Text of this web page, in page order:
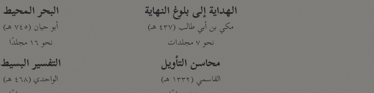
الهداية إلى بلوغ النهاية
مكي بن أبي طالب (٤٣٧ هـ)
نحو ٧ مجلدات
محاسن التأويل
القاسمي (١٣٣٢ هـ)
البحر المحيط
أبو حيان (٧٤٥ هـ)
نحو ١٦ مجلدًا
التفسير البسيط
الواحدي (٤٦٨ هـ)